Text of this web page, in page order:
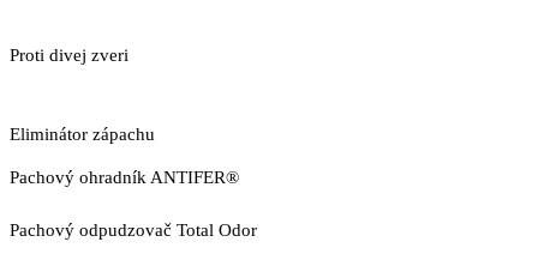
Proti divej zveri
Eliminátor zápachu
Pachový ohradník ANTIFER®
Pachový odpudzovač Total Odor